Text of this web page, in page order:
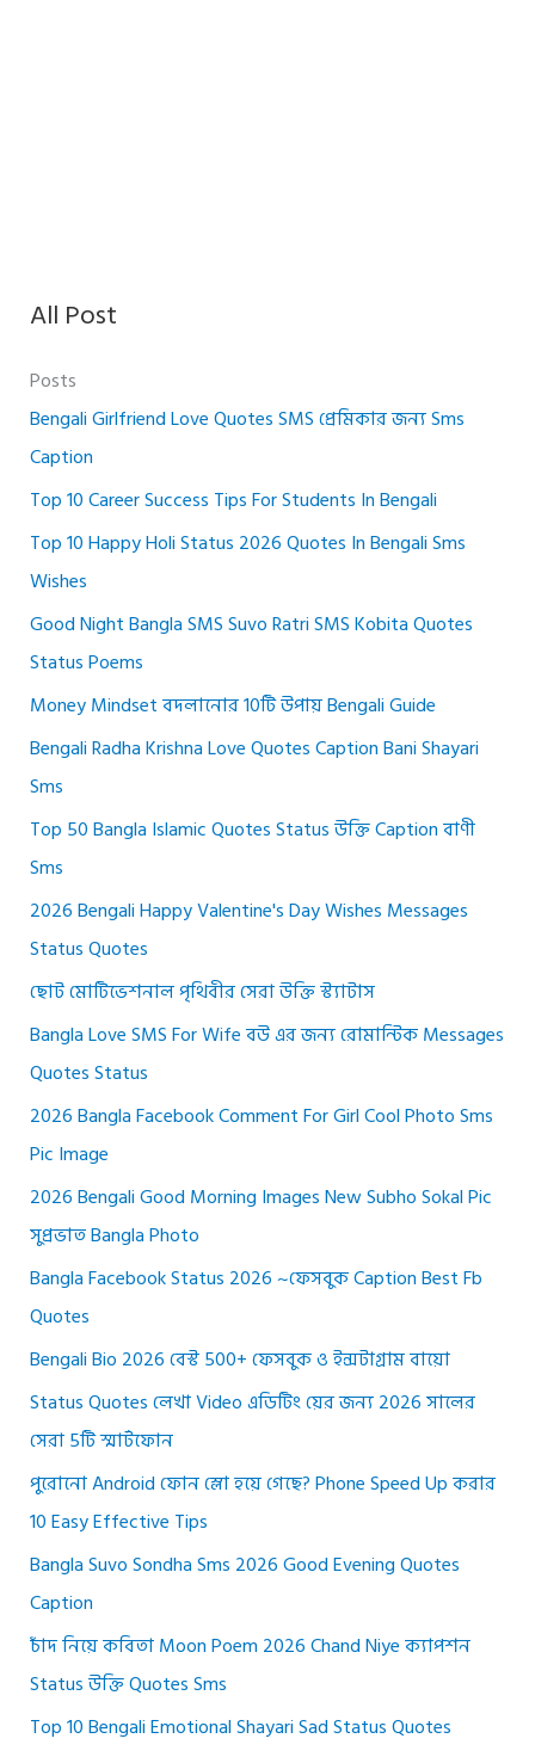
All Post
Posts
Bengali Girlfriend Love Quotes SMS প্রেমিকার জন্য Sms
Caption
Top 10 Career Success Tips For Students In Bengali
Top 10 Happy Holi Status 2026 Quotes In Bengali Sms
Wishes
Good Night Bangla SMS Suvo Ratri SMS Kobita Quotes
Status Poems
Money Mindset বদলানোর 10টি উপায় Bengali Guide
Bengali Radha Krishna Love Quotes Caption Bani Shayari
Sms
Top 50 Bangla Islamic Quotes Status উক্তি Caption বাণী
Sms
2026 Bengali Happy Valentine's Day Wishes Messages
Status Quotes
ছোট মোটিভেশনাল পৃথিবীর সেরা উক্তি স্ট্যাটাস
Bangla Love SMS For Wife বউ এর জন্য রোমান্টিক Messages
Quotes Status
2026 Bangla Facebook Comment For Girl Cool Photo Sms
Pic Image
2026 Bengali Good Morning Images New Subho Sokal Pic
সুপ্রভাত Bangla Photo
Bangla Facebook Status 2026 ~ফেসবুক Caption Best Fb
Quotes
Bengali Bio 2026 বেস্ট 500+ ফেসবুক ও ইন্সটাগ্রাম বায়ো
Status Quotes লেখা Video এডিটিং য়ের জন্য 2026 সালের
সেরা 5টি স্মার্টফোন
পুরোনো Android ফোন স্লো হয়ে গেছে? Phone Speed Up করার
10 Easy Effective Tips
Bangla Suvo Sondha Sms 2026 Good Evening Quotes
Caption
চাঁদ নিয়ে কবিতা Moon Poem 2026 Chand Niye ক্যাপশন
Status উক্তি Quotes Sms
Top 10 Bengali Emotional Shayari Sad Status Quotes